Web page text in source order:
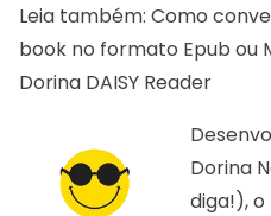
Leia também: Como
book no formato Epub ou
Dorina DAISY Reader
Dorina
diga!), o